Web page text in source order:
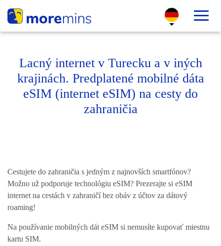
Lacný internet v Turecku a v iných
krajinách. Predplatené mobilné dáta
eSIM (internet eSIM) na cesty do
zahraničia
Cestujete do zahraničia s jedným z najnovších smartfónov?
Možno už podporuje technológiu eSIM? Prezerajte si eSIM
internet na cestách v zahraničí bez obáv z účtov za dátový
roaming!
Na používanie mobilných dát eSIM si nemusíte kupovať miestnu
kartu SIM.